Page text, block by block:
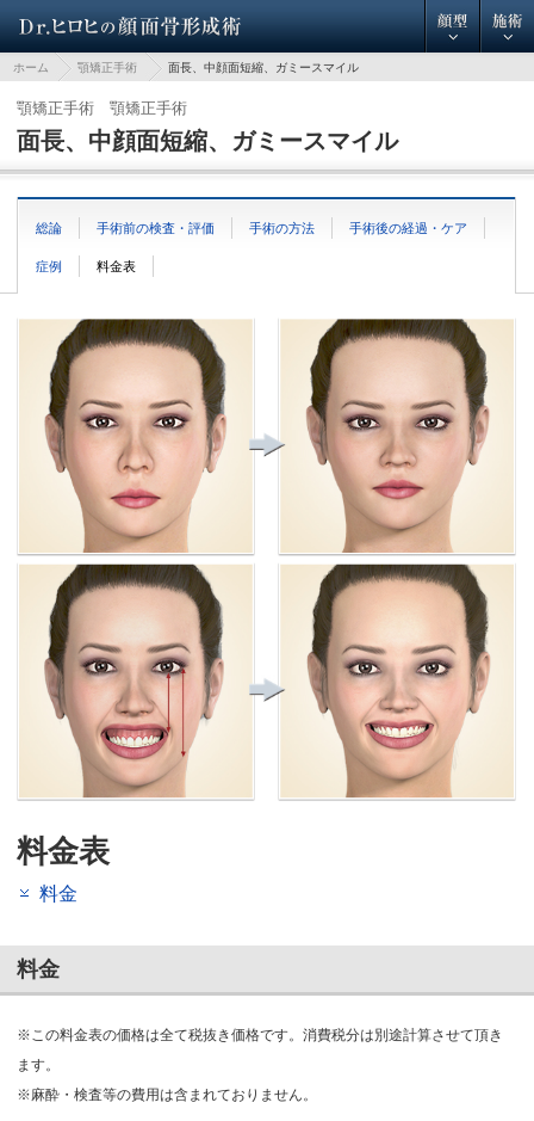
ホーム 顎矯正手術 面長、中顔面短縮、ガミースマイル
顎矯正手術 顎矯正手術
面長、中顔面短縮、ガミースマイル
総論 手術前の検査・評価 手術の方法 手術後の経過・ケア
症例 料金表
料金表
料金
料金
※この料金表の価格は全て税抜き価格です。消費税分は別途計算させて頂き
ます。
※麻酔・検査等の費用は含まれておりません。